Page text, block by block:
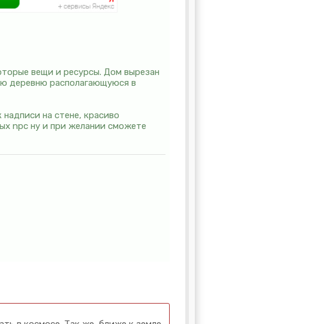
вещи и ресурсы. Дом вырезан
деревню располагающуюся в
на стене, красиво
npc ну и при желании сможете